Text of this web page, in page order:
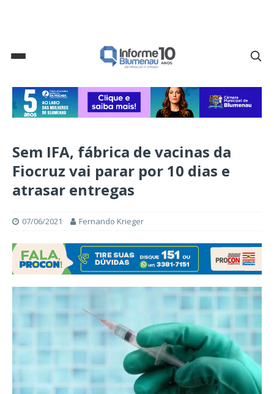
Sem IFA, fábrica de vacinas da
Fiocruz vai parar por 10 dias e
atrasar entregas
07/06/2021 Fernando Krieger